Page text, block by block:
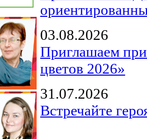
03.08.2026
Приглашаем
цветов 2026»
31.07.2026
Встречайте